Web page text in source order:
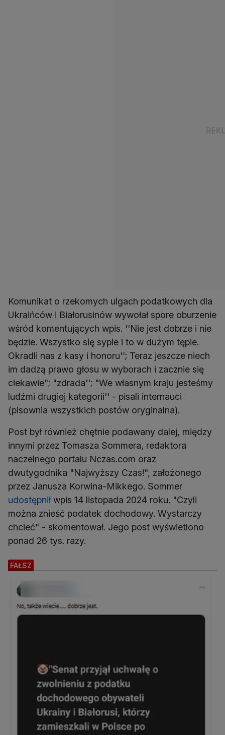
Komunikat o rzekomych ulgach podatkowych dla
Ukraińców i Białorusinów wywołał spore oburzenie
wśród komentujących wpis. ''Nie jest dobrze i nie
będzie. Wszystko się sypie i to w dużym tępie.
Okradli nas z kasy i honoru''; Teraz jeszcze niech
im dadzą prawo głosu w wyborach i zacznie się
ciekawie"; "zdrada''; "We własnym kraju jesteśmy
ludźmi drugiej kategorii'' - pisali internauci
(pisownia wszystkich postów oryginalna).
Post był również chętnie podawany dalej, między
innymi przez Tomasza Sommera, redaktora
naczelnego portalu Nczas.com oraz
dwutygodnika "Najwyższy Czas!", założonego
przez Janusza Korwina-Mikkego. Sommer
udostępniłwpis 14 listopada 2024 roku. "Czyli
można znieść podatek dochodowy. Wystarczy
chcieć" - skomentował. Jego post wyświetlono
ponad 26 tys. razy.
FAŁSZ